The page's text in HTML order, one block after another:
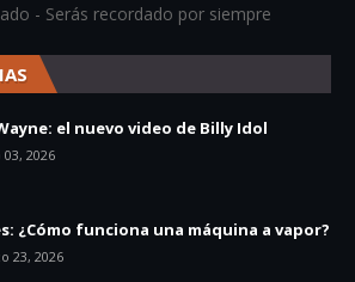
- Serás recordado por siempre
el nuevo video de Billy Idol
03, 2026
¿Cómo funciona una máquina a vapor?
23, 2026